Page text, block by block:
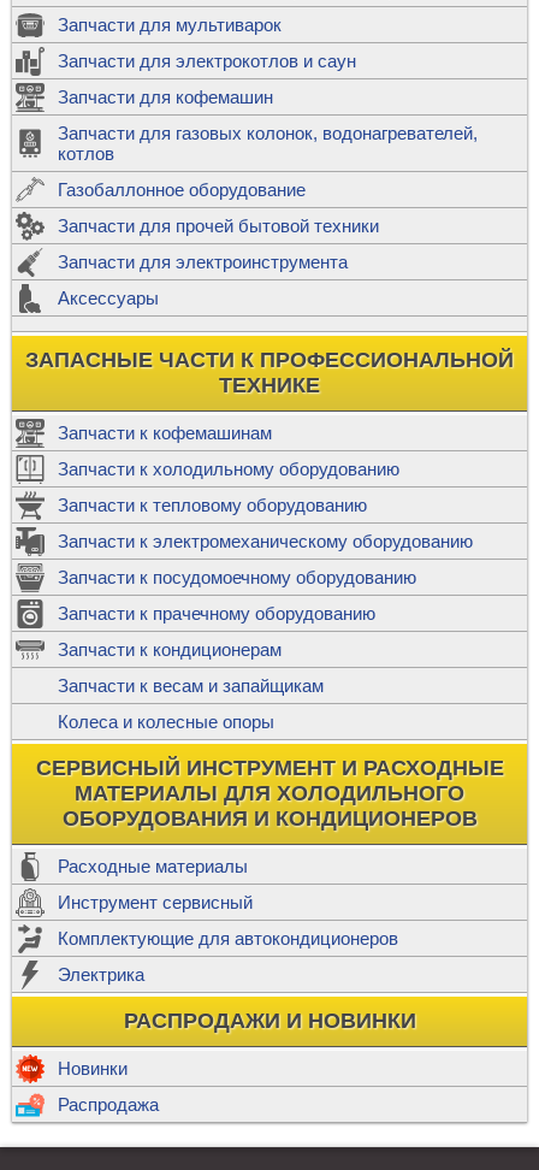
Запчасти для мультиварок
Запчасти для электрокотлов и саун
Запчасти для кофемашин
Запчасти для газовых колонок, водонагревателей,
котлов
Газобаллонное оборудование
Запчасти для прочей бытовой техники
Запчасти для электроинструмента
Аксессуары
ЗАПАСНЫЕ ЧАСТИ К ПРОФЕССИОНАЛЬНОЙ
ТЕХНИКЕ
Запчасти к кофемашинам
Запчасти к холодильному оборудованию
Запчасти к тепловому оборудованию
Запчасти к электромеханическому оборудованию
Запчасти к посудомоечному оборудованию
Запчасти к прачечному оборудованию
Запчасти к кондиционерам
Запчасти к весам и запайщикам
Колеса и колесные опоры
СЕРВИСНЫЙ ИНСТРУМЕНТ И РАСХОДНЫЕ
МАТЕРИАЛЫ ДЛЯ ХОЛОДИЛЬНОГО
ОБОРУДОВАНИЯ И КОНДИЦИОНЕРОВ
Расходные материалы
Инструмент сервисный
Комплектующие для автокондиционеров
Электрика
РАСПРОДАЖИ И НОВИНКИ
Новинки
Распродажа